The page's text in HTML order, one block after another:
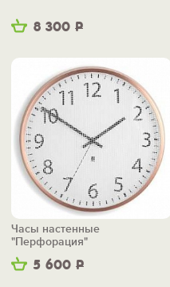
8 300 Р
5 600 Р
Часы настенные
"Перфорация"